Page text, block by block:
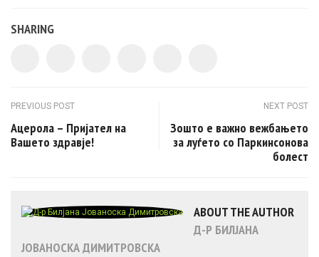
SHARING
Post navigation
PREVIOUS POST
Ацерола – Пријател на
Вашето здравје!
NEXT POST
Зошто е важно вежбањето
за луѓето со Паркинсонова
болест
ABOUT THE AUTHOR
Д-Р БИЛЈАНА
ЈОВАНОСКА ДИМИТРОВСКА